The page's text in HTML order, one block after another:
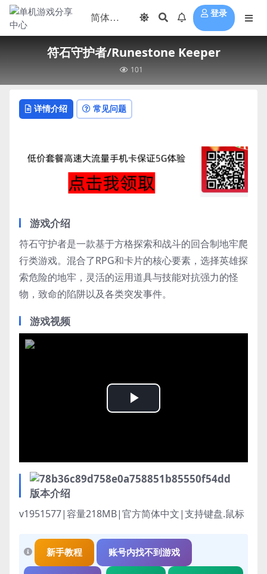
登录
符石守护者/Runestone Keeper
101
详情介绍 常见问题
游戏介绍
符石守护者是一款基于方格探索和战斗的回合制地牢爬
行类游戏。混合了RPG和卡片的核心要素，选择英雄探
索危险的地牢，灵活的运用道具与技能对抗强力的怪
物，致命的陷阱以及各类突发事件。
游戏视频
Play
版本介绍
v1951577|容量218MB|官方简体中文|支持键盘.鼠标
新手教程 账号内找不到游戏